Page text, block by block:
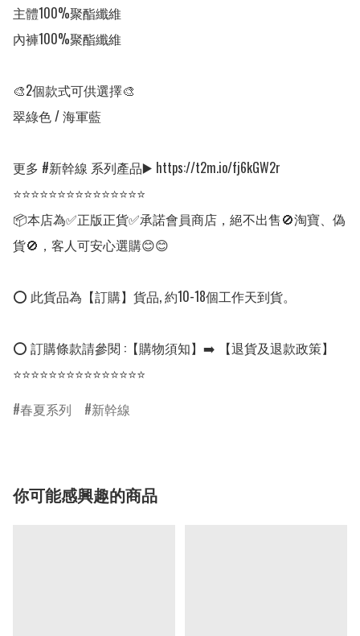
主體100%聚酯纖維
內褲100%聚酯纖維
🎨2個款式可供選擇🎨
翠綠色 / 海軍藍
更多 #新幹線 系列產品▶️ https://t2m.io/fj6kGW2r
⭐⭐⭐⭐⭐⭐⭐⭐⭐⭐⭐⭐⭐⭐⭐
📦本店為✅正版正貨✅承諾會員商店，絕不出售🚫淘寶、偽
貨🚫，客人可安心選購😊😊
⭕ 此貨品為【訂購】貨品, 約10-18個工作天到貨。
⭕ 訂購條款請參閱 :【購物須知】➡️ 【退貨及退款政策】
⭐⭐⭐⭐⭐⭐⭐⭐⭐⭐⭐⭐⭐⭐⭐
春夏系列
新幹線
你可能感興趣的商品